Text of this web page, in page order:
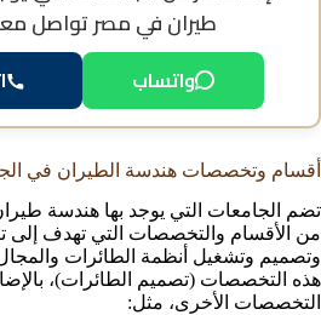
طيران في مصرتواصل
واتساب
أقسام وتخصصات هندسة الطيران في
تضم الجامعات التي يوجد بها هندسة
من الأقسام والتخصصات التي تهدف إلى
وتصميم وتشغيل أنظمة الطائرات
هذه التخصصات (تصميم الطائرات)،
التخصصات الأخرى، مثل: